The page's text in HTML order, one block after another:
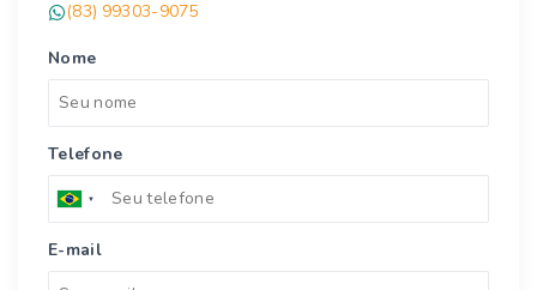
(83) 99303-9075
Nome
Telefone
E-mail